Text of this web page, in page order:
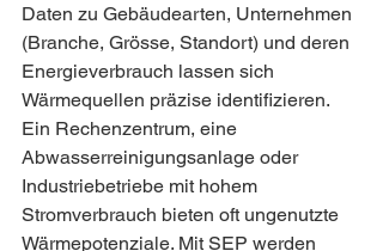
Daten zu Gebäudearten, Unternehmen
(Branche, Grösse, Standort) und deren
Energieverbrauch lassen sich
Wärmequellen präzise identifizieren.
Ein Rechenzentrum, eine
Abwasserreinigungsanlage oder
Industriebetriebe mit hohem
Stromverbrauch bieten oft ungenutzte
Wärmepotenziale. Mit SEP werden